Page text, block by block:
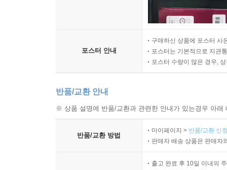
포스터 안내
구매하신 상품에 포스터 사
포스터는 기본적으로 지관
포스터 수량이 많은 경우,
반품/교환 안내
※ 상품 설명에 반품/교환과 관련한 안내가 있는경우 아
반품/교환 방법
마이페이지 > 반품/교환 신
판매자 배송 상품은 판매자
출고 완료 후 10일 이내의